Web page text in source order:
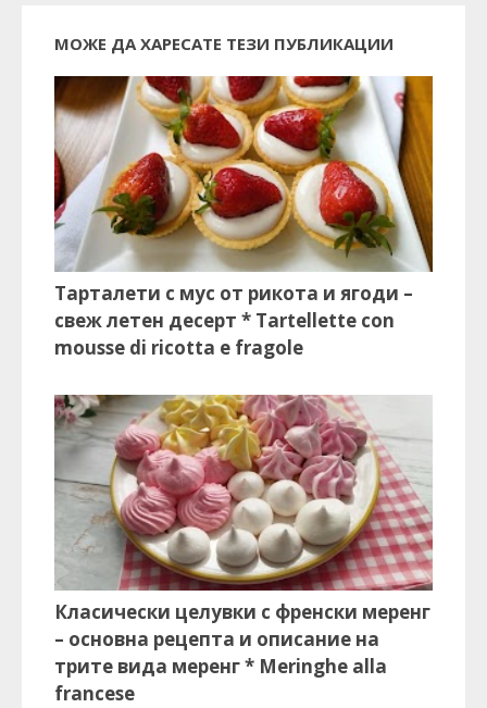
МОЖЕ ДА ХАРЕСАТЕ ТЕЗИ ПУБЛИКАЦИИ
Тарталети с мус от рикота и ягоди –
свеж летен десерт * Tartellette con
mousse di ricotta e fragole
Класически целувки с френски меренг
– основна рецепта и описание на
трите вида меренг * Meringhe alla
francese